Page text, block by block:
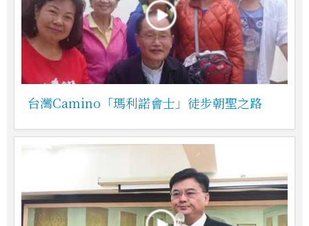
台灣Camino「瑪利諾會士」徒步朝聖之路